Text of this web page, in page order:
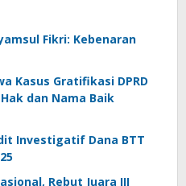
Fikri: Kebenaran
Kasus Gratifikasi DPRD
dan Nama Baik
Investigatif Dana BTT
Rebut Juara III